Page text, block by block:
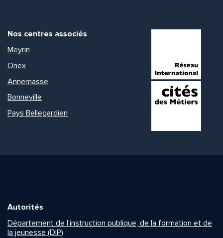
Nos centres associés
Meyrin
Onex
Annemasse
Bonneville
Pays Bellegardien
Autorités
Département de l’instruction publique, de la formation et de
la jeunesse (DIP)